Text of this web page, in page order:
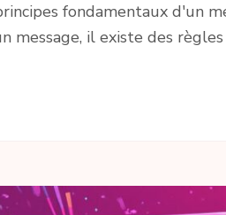
fondamentaux d'un
message, il existe des